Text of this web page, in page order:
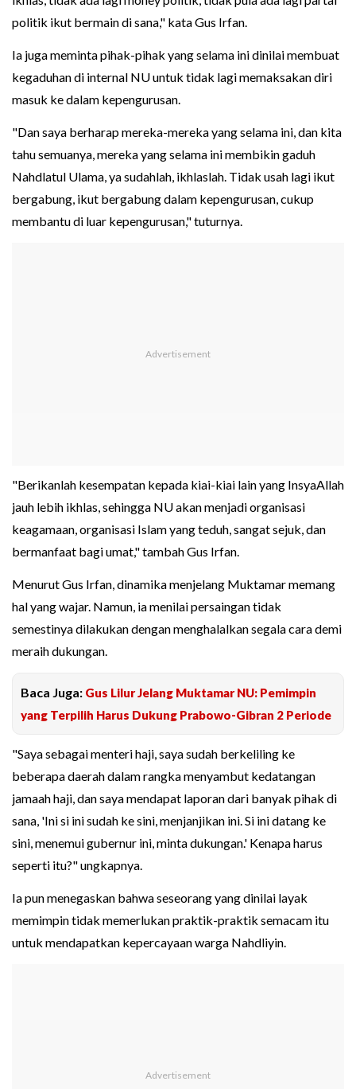
politik ikut bermain di sana," kata Gus Irfan.
Ia juga meminta pihak-pihak yang selama ini dinilai membuat
kegaduhan di internal NU untuk tidak lagi memaksakan diri
masuk ke dalam kepengurusan.
"Dan saya berharap mereka-mereka yang selama ini, dan kita
tahu semuanya, mereka yang selama ini membikin gaduh
Nahdlatul Ulama, ya sudahlah, ikhlaslah. Tidak usah lagi ikut
bergabung, ikut bergabung dalam kepengurusan, cukup
membantu di luar kepengurusan," tuturnya.
"Berikanlah kesempatan kepada kiai-kiai lain yang InsyaAllah
jauh lebih ikhlas, sehingga NU akan menjadi organisasi
keagamaan, organisasi Islam yang teduh, sangat sejuk, dan
bermanfaat bagi umat," tambah Gus Irfan.
Menurut Gus Irfan, dinamika menjelang Muktamar memang
hal yang wajar. Namun, ia menilai persaingan tidak
semestinya dilakukan dengan menghalalkan segala cara demi
meraih dukungan.
Baca Juga: Gus Lilur Jelang Muktamar NU: Pemimpin
yang Terpilih Harus Dukung Prabowo-Gibran 2 Periode
"Saya sebagai menteri haji, saya sudah berkeliling ke
beberapa daerah dalam rangka menyambut kedatangan
jamaah haji, dan saya mendapat laporan dari banyak pihak di
sana, 'Ini si ini sudah ke sini, menjanjikan ini. Si ini datang ke
sini, menemui gubernur ini, minta dukungan.' Kenapa harus
seperti itu?" ungkapnya.
Ia pun menegaskan bahwa seseorang yang dinilai layak
memimpin tidak memerlukan praktik-praktik semacam itu
untuk mendapatkan kepercayaan warga Nahdliyin.